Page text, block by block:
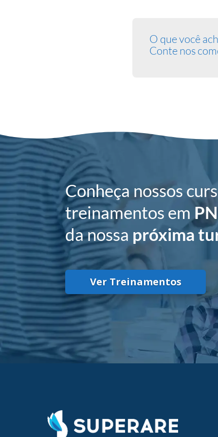
O que você
Conte nos
Conheça nossos
treinamentos em
da nossa próxima
Ver Treinamentos